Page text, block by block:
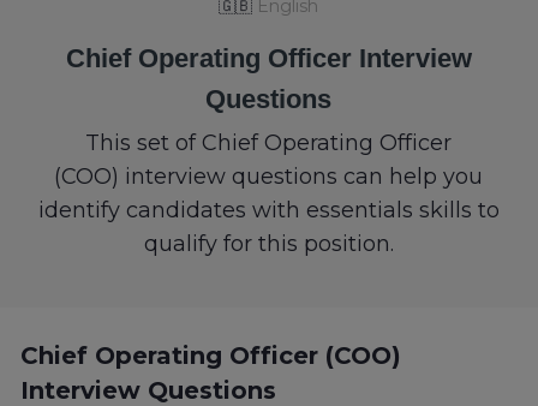
🇬🇧 English
Chief Operating Officer Interview
Questions
This set of Chief Operating Officer
(COO) interview questions can help you
identify candidates with essentials skills to
qualify for this position.
Chief Operating Officer (COO)
Interview Questions